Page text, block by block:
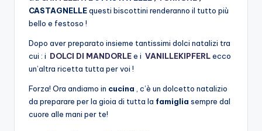
CASTAGNELLEquesti biscottini renderanno il tutto più
bello e festoso !
Dopo aver preparato insieme tantissimi dolci natalizi tra
cui : i DOLCI DI MANDORLEe i VANILLEKIPFERLecco
un’altra ricetta tutta per voi !
Forza! Ora andiamo in cucina , c’è un dolcetto natalizio
da preparare per la gioia di tutta la famiglia sempre dal
cuore alle mani per te!